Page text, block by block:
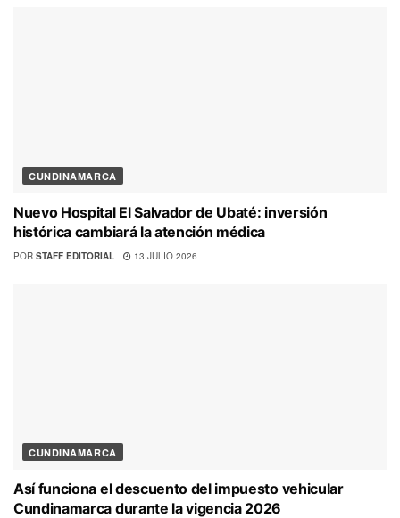
CUNDINAMARCA
Nuevo Hospital El Salvador de Ubaté: inversión
histórica cambiará la atención médica
POR STAFF EDITORIAL 13 JULIO 2026
CUNDINAMARCA
Así funciona el descuento del impuesto vehicular
Cundinamarca durante la vigencia 2026